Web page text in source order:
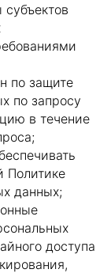
по защите
по запросу
в течение
Политике
данных;
доступа